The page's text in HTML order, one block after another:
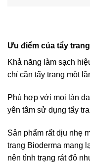
Ưu điểm của tẩy
Khả năng làm sạch
chỉ cần tẩy trang một
Phù hợp với mọi làn
yên tâm sử dụng tẩy
Sản phẩm rất dịu nhẹ
trang Bioderma mang
nên tình trạng rát đỏ